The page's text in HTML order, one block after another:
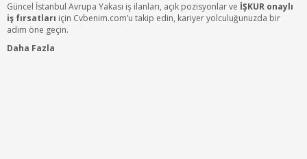
Güncel İstanbul Avrupa Yakası iş ilanları, açık pozisyonlar ve İŞKUR onaylı
iş fırsatları için Cvbenim.com’u takip edin, kariyer yolculuğunuzda bir
adım öne geçin.
Daha Fazla